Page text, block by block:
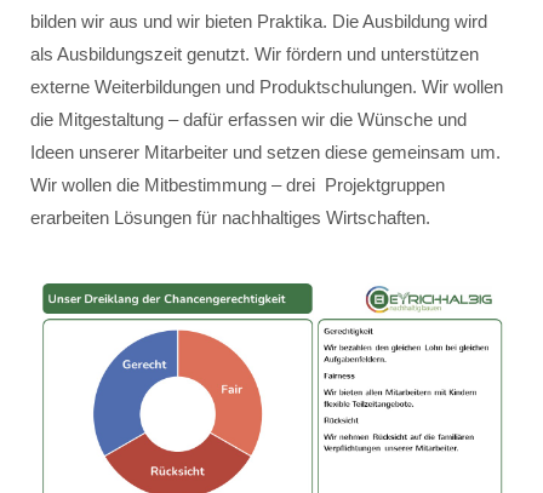
bilden wir aus und wir bieten Praktika. Die Ausbildung wird
als Ausbildungszeit genutzt. Wir fördern und unterstützen
externe Weiterbildungen und Produktschulungen. Wir wollen
die Mitgestaltung – dafür erfassen wir die Wünsche und
Ideen unserer Mitarbeiter und setzen diese gemeinsam um.
Wir wollen die Mitbestimmung – drei Projektgruppen
erarbeiten Lösungen für nachhaltiges Wirtschaften.